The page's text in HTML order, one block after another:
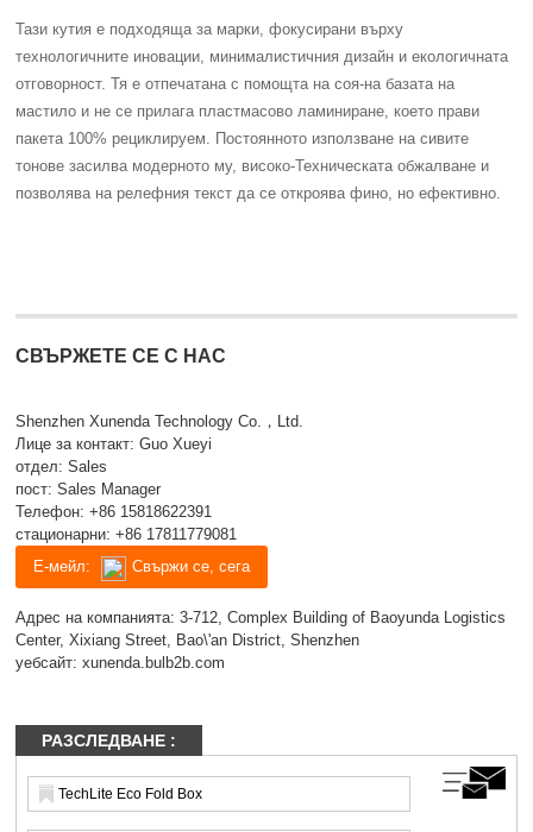
Тази кутия е подходяща за марки, фокусирани върху
технологичните иновации, минималистичния дизайн и екологичната
отговорност. Тя е отпечатана с помощта на соя-на базата на
мастило и не се прилага пластмасово ламиниране, което прави
пакета 100% рециклируем. Постоянното използване на сивите
тонове засилва модерното му, високо-Техническата обжалване и
позволява на релефния текст да се откроява фино, но ефективно.
СВЪРЖЕТЕ СЕ С НАС
Shenzhen Xunenda Technology Co.，Ltd.
Лице за контакт: Guo Xueyi
отдел: Sales
пост: Sales Manager
Телефон:+86 15818622391
стационарни:+86 17811779081
Е-мейл:
Свържи се, сега
Адрес на компанията: 3-712, Complex Building of Baoyunda Logistics
Center, Xixiang Street, Bao\'an District, Shenzhen
уебсайт:xunenda.bulb2b.com
РАЗСЛЕДВАНЕ :